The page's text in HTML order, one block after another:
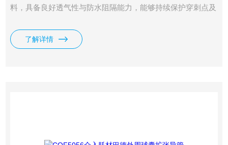
料，具备良好透气性与防水阻隔能力，能够持续保护穿刺点及
针固定、浅表伤口防护。
了解详情